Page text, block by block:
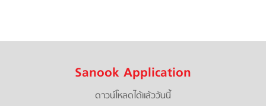
Sanook Application
ดาวน์โหลดได้แล้ววันนี้